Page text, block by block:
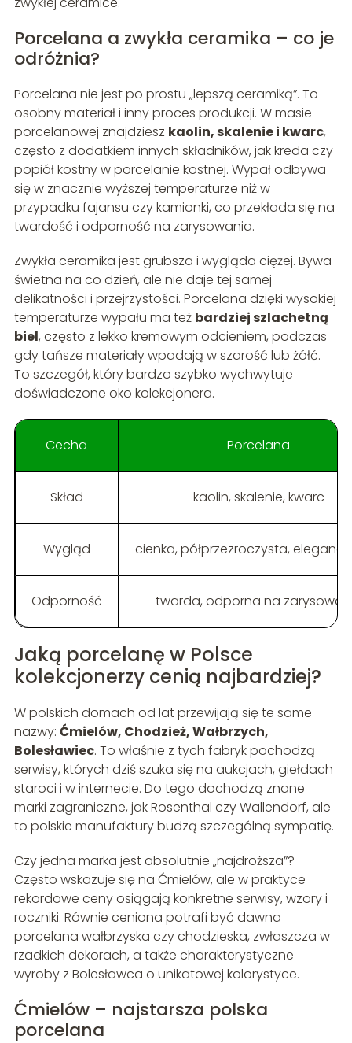
Porcelana a zwykła ceramika – co je
odróżnia?
Porcelana nie jest po prostu „lepszą ceramiką”. To
osobny materiał i inny proces produkcji. W masie
porcelanowej znajdziesz kaolin, skalenie i kwarc,
często z dodatkiem innych składników, jak kreda czy
popiół kostny w porcelanie kostnej. Wypał odbywa
się w znacznie wyższej temperaturze niż w
przypadku fajansu czy kamionki, co przekłada się na
twardość i odporność na zarysowania.
Zwykła ceramika jest grubsza i wygląda ciężej. Bywa
świetna na co dzień, ale nie daje tej samej
delikatności i przejrzystości. Porcelana dzięki wysokiej
temperaturze wypału ma też bardziej szlachetną
biel, często z lekko kremowym odcieniem, podczas
gdy tańsze materiały wpadają w szarość lub żółć.
To szczegół, który bardzo szybko wychwytuje
doświadczone oko kolekcjonera.
Cecha Porcelana
Skład kaolin, skalenie, kwarc
Wygląd cienka, półprzezroczysta,
Odporność twarda, odporna na
Jaką porcelanę w Polsce
kolekcjonerzy cenią najbardziej?
W polskich domach od lat przewijają się te same
nazwy: Ćmielów, Chodzież, Wałbrzych,
Bolesławiec. To właśnie z tych fabryk pochodzą
serwisy, których dziś szuka się na aukcjach, giełdach
staroci i w internecie. Do tego dochodzą znane
marki zagraniczne, jak Rosenthal czy Wallendorf, ale
to polskie manufaktury budzą szczególną sympatię.
Czy jedna marka jest absolutnie „najdroższa”?
Często wskazuje się na Ćmielów, ale w praktyce
rekordowe ceny osiągają konkretne serwisy, wzory i
roczniki. Równie ceniona potrafi być dawna
porcelana wałbrzyska czy chodzieska, zwłaszcza w
rzadkich dekorach, a także charakterystyczne
wyroby z Bolesławca o unikatowej kolorystyce.
Ćmielów – najstarsza polska
porcelana